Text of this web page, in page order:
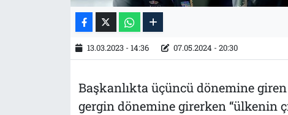
13.03.2023 - 14:36 07.05.2024 - 20:30
Başkanlıkta üçüncü dönemine
gergin dönemine girerken “ülkenin